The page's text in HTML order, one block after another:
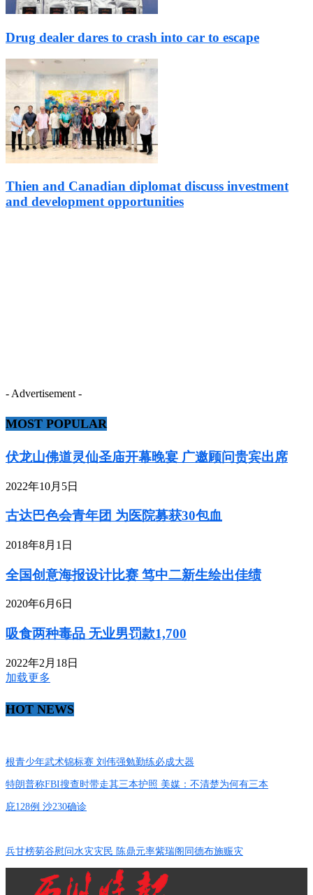
Drug dealer dares to crash into car to escape
Thien and Canadian diplomat discuss investment
and development opportunities
- Advertisement -
MOST POPULAR
伏龙山佛道灵仙圣庙开幕晚宴 广邀顾问贵宾出席
2022年10月5日
古达巴色会青年团 为医院募获30包血
2018年8月1日
全国创意海报设计比赛 笃中二新生绘出佳绩
2020年6月6日
吸食两种毒品 无业男罚款1,700
2022年2月18日
加载更多
HOT NEWS
根青少年武术锦标赛 刘伟强勉勤练必成大器
特朗普称FBI搜查时带走其三本护照 美媒：不清楚为何有三本
庇128例 沙230确诊
兵甘榜茐谷慰问水灾灾民 陈鼎元率紫瑞阁同德布施赈灾